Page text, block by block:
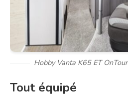
Hobby Vanta K65 ET
Tout équipé